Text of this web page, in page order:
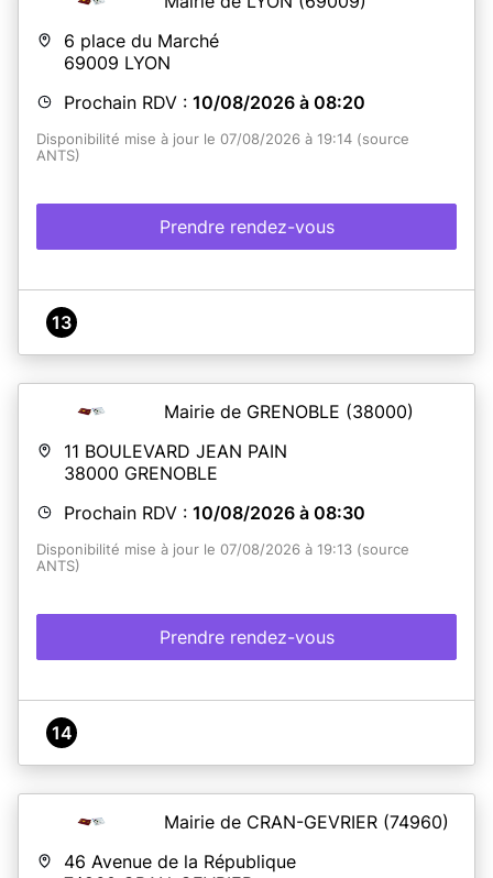
6 place du Marché
69009 LYON
Prochain RDV : 10/08/2026 à 08:20
Disponibilité mise à jour le 07/08/2026 à 19:14 (source
ANTS)
Prendre rendez-vous
13
Mairie de GRENOBLE (38000)
11 BOULEVARD JEAN PAIN
38000 GRENOBLE
Prochain RDV : 10/08/2026 à 08:30
Disponibilité mise à jour le 07/08/2026 à 19:13 (source
ANTS)
Prendre rendez-vous
14
Mairie de CRAN-GEVRIER (74960)
46 Avenue de la République